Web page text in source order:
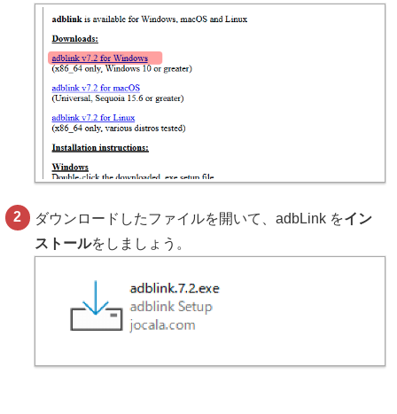
ダウンロードしたファイルを開いて、adbLink をイン
ストールをしましょう。